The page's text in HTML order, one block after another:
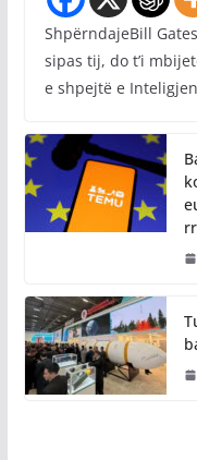
ShpërndajeBill
sipas tij, do t’i
e shpejtë e